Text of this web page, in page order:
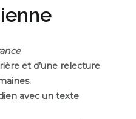
et d’une relecture
avec un texte